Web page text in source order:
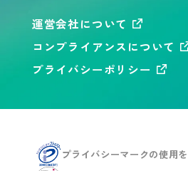
運営会社について
コンプライアンスについて
プライバシーポリシー
プライバシーマークの使用を